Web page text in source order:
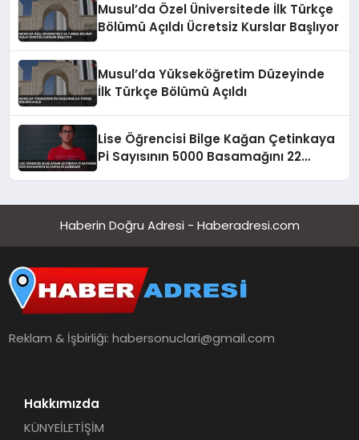
Musul’da Özel Üniversitede İlk Türkçe
Bölümü Açıldı Ücretsiz Kurslar Başlıyor
Musul’da Yükseköğretim Düzeyinde
İlk Türkçe Bölümü Açıldı
Lise Öğrencisi Bilge Kağan Çetinkaya
Pi Sayısının 5000 Basamağını 22
Haberin Doğru Adresi - Haberadresi.com
Reklam & İşbirliği:habersonuclari@gmail.com
Hakkımızda
KÜNYEİLETİŞİM